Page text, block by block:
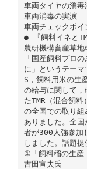
車両タイヤの消毒
車両消毒の実演
車両チェックポイ
● 『飼料イネと
農研機構畜産草
「国産飼料プロ
に」というテーマ
S，飼料用米の生
の給与に関して
たTMR（混合飼料
の全国での取り
ありました。全国
者が300人強参加
しました。話題提
①「飼料稲の生産
吉田宣夫氏